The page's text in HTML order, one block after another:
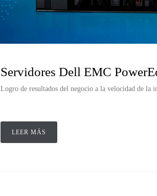
Servidores Dell EMC
Logro de resultados del negocio a la velocidad de la
LEER MÁS